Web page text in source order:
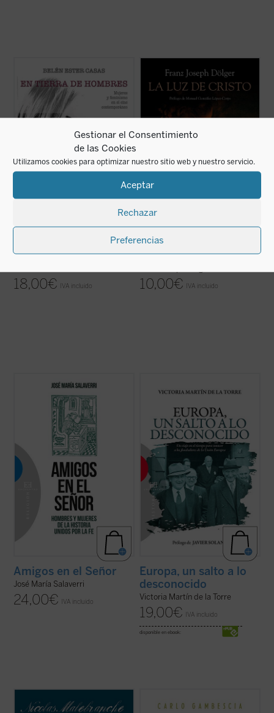
Gestionar el Consentimiento
de las Cookies
Utilizamos cookies para optimizar nuestro sitio web y nuestro servicio.
Aceptar
Rechazar
Preferencias
¿Cómo ha cambiado, desde los
revolucionarios 60, el personaje femenino
en el cine?
En tierra de hombres. Mujeres y feminismo
en el cine contemporáneo
análisis profundo y sin prejuicios de las
claves de la «nueva ...(ver ficha)
En tierra de hombres
18,00€ IVA incluido
relación entre el cristianismo primitivo y la
Antigüedad pagana desarrollados en la
primera mitad del siglo XX por el
historiador, arqueólogo, filólogo y
(ver ficha)
La luz de Cristo
10,00€ IVA incluido
La experiencia de amistad, profundamente
circunscrita en la antigüedad a la relación
entre varones; apenas se mencionan --y
siempre con sospecha--amistades entre
mujeres. Las relaciones de amistad
(ver ficha)
Amigos en el Señor
José María Salaverri
24,00€ IVA incluido
relato de no ficción recrea la década en la
Comunidades Europeas (1948-1957), a
través de algunos de los principales
protagonistas de la construcción europea
(ver ficha)
Europa, un salto a lo
desconocido
Victoria Martín de la Torre
19,00€ IVA incluido
disponible en ebook:
Malebranche, inéditos en español,
historia detallada y exhaustiva del